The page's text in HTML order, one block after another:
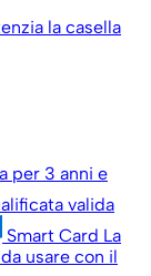
la casella
per 3 anni e
valida
Smart Card La
usare con il